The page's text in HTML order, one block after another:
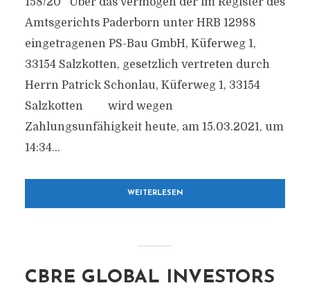
Amtsgerichts Paderborn unter HRB 12988
eingetragenen PS-Bau GmbH, Küferweg 1,
33154 Salzkotten, gesetzlich vertreten durch
Herrn Patrick Schonlau, Küferweg 1, 33154
Salzkotten wird wegen
Zahlungsunfähigkeit heute, am 15.03.2021, um
14:34...
WEITERLESEN
CBRE GLOBAL INVESTORS